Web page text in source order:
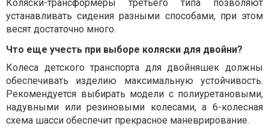
Коляски-трансформеры третьего типа позволяют
устанавливать сидения разными способами, при этом
весят достаточно много.
Что еще учесть при выборе коляски для двойни?
Колеса детского транспорта для двойняшек должны
обеспечивать изделию максимальную устойчивость.
Рекомендуется выбирать модели с полиуретановыми,
надувными или резиновыми колесами, а 6-колесная
схема шасси обеспечит прекрасное маневрирование.